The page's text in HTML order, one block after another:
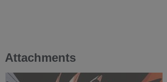
Attachments